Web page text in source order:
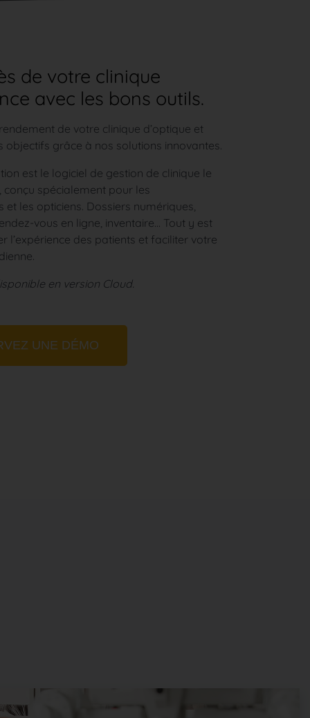
de votre clinique
avec les bons outils.
de votre clinique d’optique et
objectifs grâce à nos solutions innovantes.
est le logiciel de gestion de clinique le
spécialement pour les
et les opticiens. Dossiers numériques,
vous en ligne, inventaire... Tout y est
l’expérience des patients et faciliter votre
en version Cloud.
UNE DÉMO